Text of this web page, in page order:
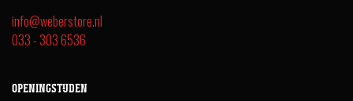
info@weberstore.nl
033 - 303 6536
OPENINGSTIJDEN